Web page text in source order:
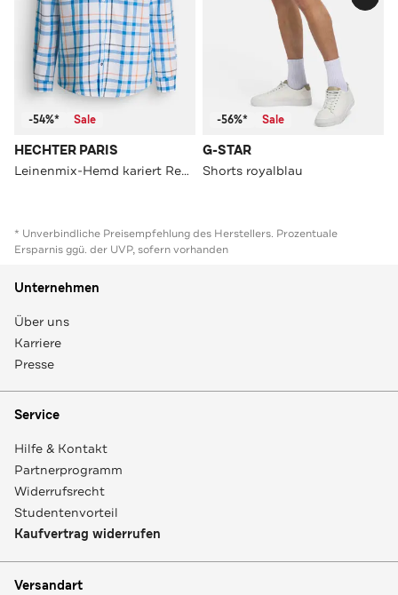
-54%* Sale
HECHTER PARIS
Leinenmix-Hemd kariert Regular Fit
-56%* Sale
G-STAR
Shorts royalblau
* Unverbindliche Preisempfehlung des Herstellers. Prozentuale
Ersparnis ggü. der UVP, sofern vorhanden
Unternehmen
Über uns
Karriere
Presse
Service
Hilfe & Kontakt
Partnerprogramm
Widerrufsrecht
Studentenvorteil
Kaufvertrag widerrufen
Versandart